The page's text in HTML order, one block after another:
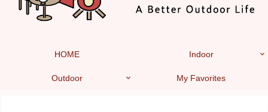
HOME Indoor
Outdoor My Favorites